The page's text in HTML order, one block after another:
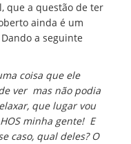
que a questão de ter
ainda é um
a seguinte
coisa que ele
ver mas não podia
que lugar vou
minha gente! E
caso, qual deles? O